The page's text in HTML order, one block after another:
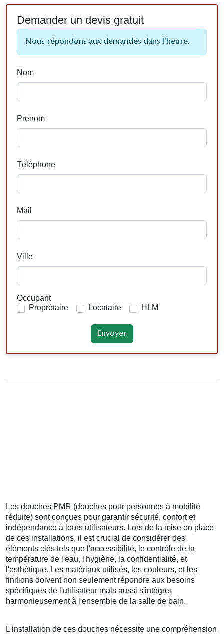
Demander un devis gratuit
Nous répondons aux demandes dans l'heure.
Nom
Prenom
Téléphone
Mail
Ville
Occupant
Proprétaire
Locataire HLM
Les douches PMR (douches pour personnes à mobilité
réduite) sont conçues pour garantir sécurité, confort et
indépendance à leurs utilisateurs. Lors de la mise en place
de ces installations, il est crucial de considérer des
éléments clés tels que l'accessibilité, le contrôle de la
température de l'eau, l'hygiène, la confidentialité, et
l'esthétique. Les matériaux utilisés, les couleurs, et les
finitions doivent non seulement répondre aux besoins
spécifiques de l'utilisateur mais aussi s'intégrer
harmonieusement à l'ensemble de la salle de bain.
L'installation de ces douches nécessite une compréhension